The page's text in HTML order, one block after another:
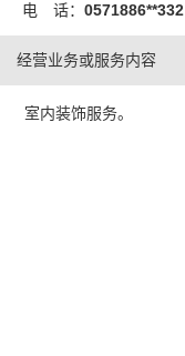
电 话： 0571886**332
经营业务或服务内容
室内装饰服务。